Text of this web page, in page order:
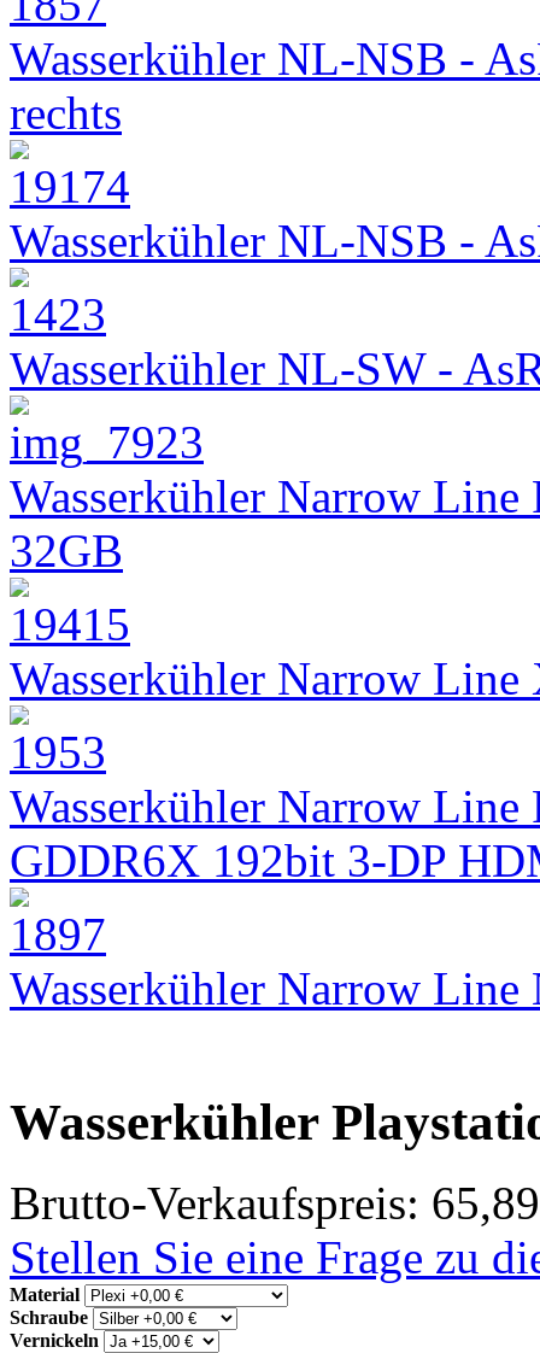
Wasserkühler NL-NSB -
rechts
Wasserkühler NL-NSB -
Wasserkühler NL-SW -
Wasserkühler Narrow
32GB
Wasserkühler Narrow
Wasserkühler Narrow Line
GDDR6X 192bit 3-DP
Wasserkühler Narrow
Wasserkühler
Brutto-Verkaufspreis:
Stellen Sie eine Frage zu
Material
Schraube
Vernickeln